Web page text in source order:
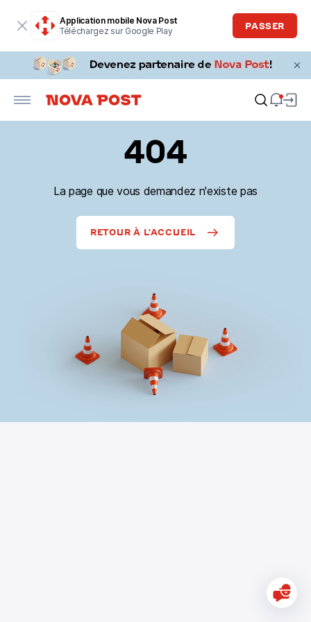
Application mobile Nova Post
Téléchargez sur Google Play
PASSER
404
La page que vous demandez n'existe pas
RETOUR À L'ACCUEIL